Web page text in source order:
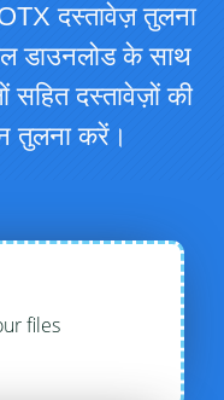
दस्तावेज़ तुलना
डाउनलोड के साथ
सहित दस्तावेज़ों की
तुलना करें।